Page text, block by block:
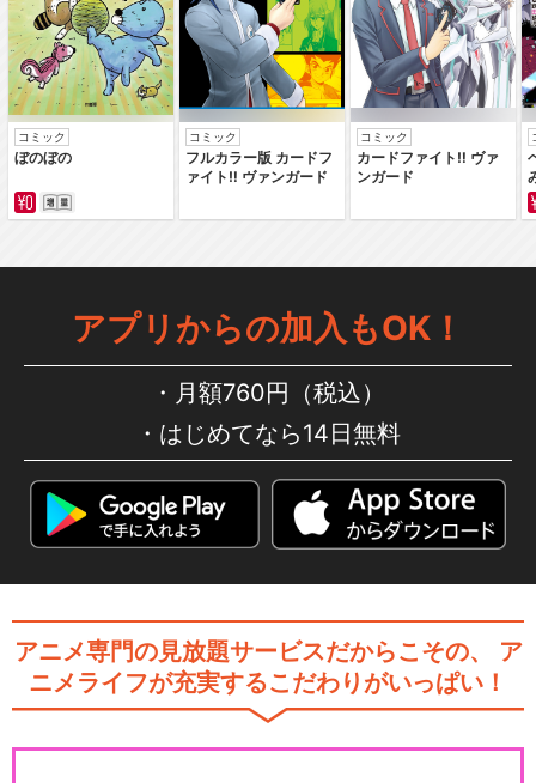
コミック
ぼのぼの
コミック
フルカラー版 カードフ
ァイト‼ ヴァンガード
コミック
カードファイト‼ ヴァ
ンガード
アプリからの加入もOK！
月額760円（税込）
はじめてなら14日無料
アニメ専門の見放題サービスだからこその、
ア
ニメライフが充実するこだわりがいっぱい！